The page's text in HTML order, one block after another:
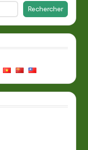
Rechercher